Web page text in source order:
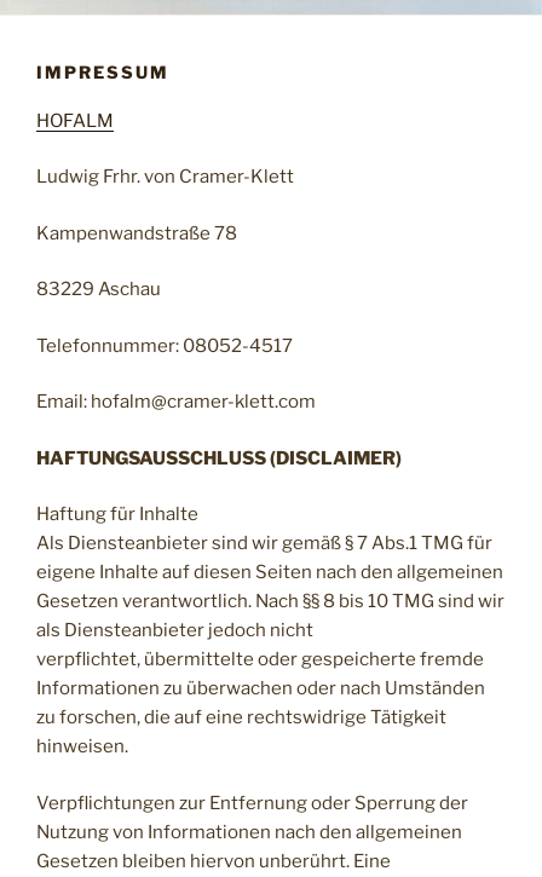
IMPRESSUM
HOFALM
Ludwig Frhr. von Cramer-Klett
Kampenwandstraße 78
83229 Aschau
Telefonnummer: 08052-4517
Email: hofalm@cramer-klett.com
HAFTUNGSAUSSCHLUSS (DISCLAIMER)
Haftung für Inhalte
Als Diensteanbieter sind wir gemäß § 7 Abs.1 TMG für
eigene Inhalte auf diesen Seiten nach den allgemeinen
Gesetzen verantwortlich. Nach §§ 8 bis 10 TMG sind wir
als Diensteanbieter jedoch nicht
verpflichtet, übermittelte oder gespeicherte fremde
Informationen zu überwachen oder nach Umständen
zu forschen, die auf eine rechtswidrige Tätigkeit
hinweisen.
Verpflichtungen zur Entfernung oder Sperrung der
Nutzung von Informationen nach den allgemeinen
Gesetzen bleiben hiervon unberührt. Eine